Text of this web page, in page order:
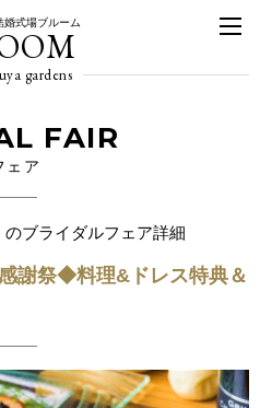
婚式場ブルーム
gardens
FAIR
ェア
のブライダルフェア詳細
祭◆料理&ドレス特典＆